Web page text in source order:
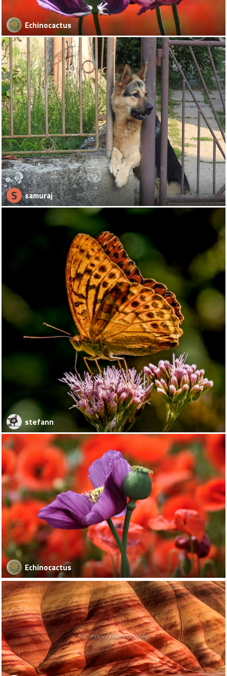
Echinocactus
S samuraj
stefann
Echinocactus